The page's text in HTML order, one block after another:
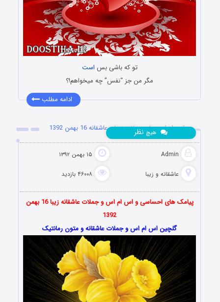
تو که باشی بس است
مگر من جز “نفس” چه میخواهم!؟
ادامه مطلب
اس ام اس ها و جملات زیبا و عاشقانه 16 بهمن 1392
Admin ۱۵ بهمن ۱۳۹۲
عاشقانه و زیبا ۴۶۰۰۸ بازدید
هیچ نظر
پیامک های احساسی و اس ام اس و جملاتعاشقانه
زیبا 16 بهمن
1392
گلچین اس ام اس و جملات عاشقانه و متون رمانتیک